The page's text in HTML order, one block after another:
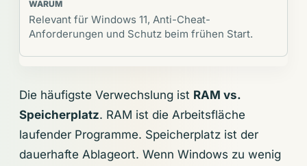
Relevant für Windows 11, Anti-Cheat-
Anforderungen und Schutz beim frühen Start.
Die häufigste Verwechslung ist RAM vs.
Speicherplatz. RAM ist die Arbeitsfläche
laufender Programme. Speicherplatz ist der
dauerhafte Ablageort. Wenn Windows zu wenig